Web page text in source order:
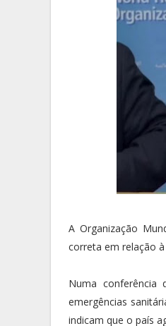
A Organização
correta em relação
Numa conferência
emergências
indicam que o país